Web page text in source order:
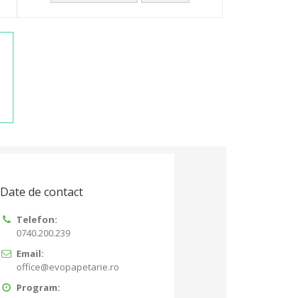
Date de contact
Telefon:
0740.200.239
Email:
office@evopapetarie.ro
Program: